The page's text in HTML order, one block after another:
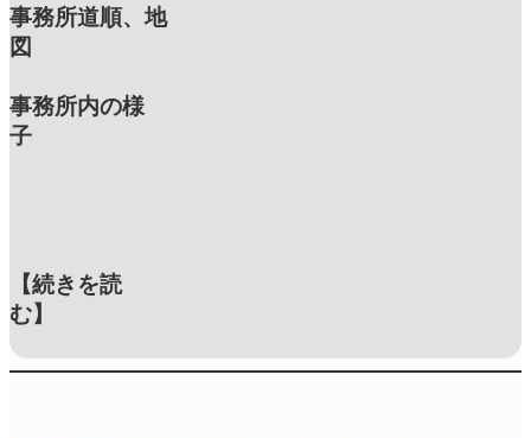
事務所道順、地
図
事務所内の様
子
【続きを読
む】